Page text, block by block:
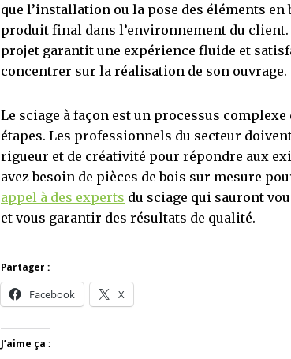
que l’installation ou la pose des éléments
produit final dans l’environnement du client.
projet garantit une expérience fluide et
concentrer sur la réalisation de son ouvrage.
Le sciage à façon est un processus
étapes. Les professionnels du secteur
rigueur et de créativité pour répondre aux
avez besoin de pièces de bois sur mesure
appel à des experts du sciage qui sauront
et vous garantir des résultats de qualité.
Partager :
Facebook X
J’aime ça :